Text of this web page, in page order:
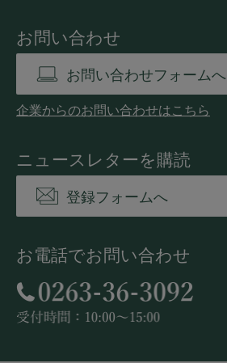
お問い合わせ
お問い合わせフォームへ
企業からのお問い合わせはこちら
ニュースレターを購読
登録フォームへ
お電話でお問い合わせ